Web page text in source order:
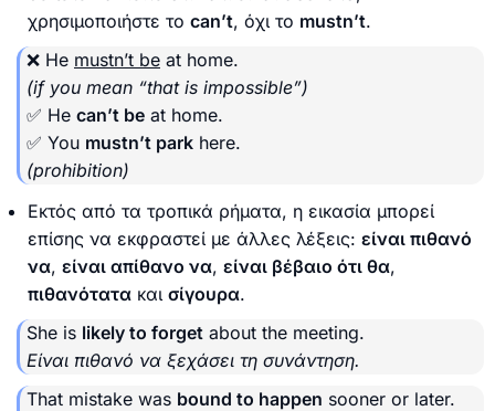
χρησιμοποιήστε το can’t, όχι το mustn’t.
❌ He mustn’t be at home.
(if you mean “that is impossible”)
✅ He can’t be at home.
✅ You mustn’t park here.
(prohibition)
Εκτός από τα τροπικά ρήματα, η εικασία μπορεί
επίσης να εκφραστεί με άλλες λέξεις: είναι πιθανό
να, είναι απίθανο να, είναι βέβαιο ότι θα,
πιθανότατα και σίγουρα.
She is likely to forget about the meeting.
Είναι πιθανό να ξεχάσει τη συνάντηση.
That mistake was bound to happen sooner or later.